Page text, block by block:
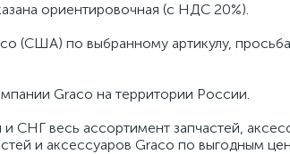
ориентировочная (с НДС 20%).
(США) по выбранному артикулу,
Graco на территории России.
СНГ весь ассортимент запчастей,
и аксессуаров Graco по выгодным